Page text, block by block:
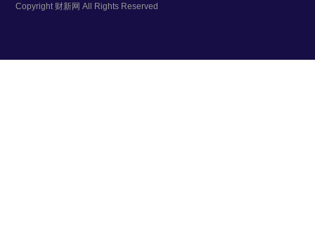
Copyright 财新网 All Rights Reserved